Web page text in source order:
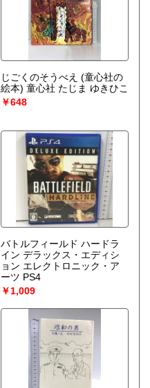
じごくのそうべえ (童心社の
絵本) 童心社 たじま ゆきひこ
￥648
バトルフィールド ハードラ
イン デラックス・エディシ
ョン エレクトロニック・ア
ーツ PS4
￥1,009